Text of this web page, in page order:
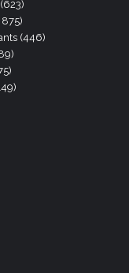
(623)
875)
(446)